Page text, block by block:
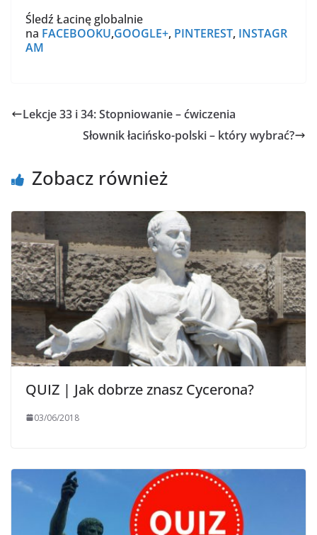
Śledź Łacinę globalnie
na FACEBOOKU,GOOGLE+, PINTEREST, INSTAGR
AM
Lekcje 33 i 34: Stopniowanie – ćwiczenia
Słownik łacińsko-polski – który wybrać?
Zobacz również
QUIZ | Jak dobrze znasz Cycerona?
03/06/2018